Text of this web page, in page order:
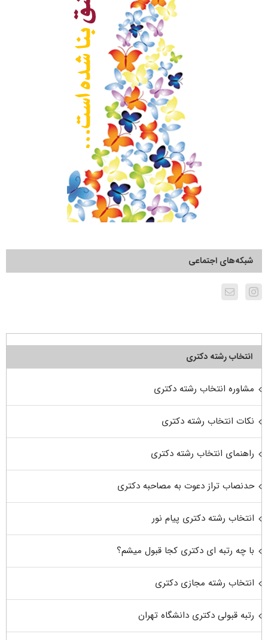
شبکه‌های اجتماعی
انتخاب رشته دکتری
مشاوره انتخاب رشته دکتری
نکات انتخاب رشته دکتری
راهنمای انتخاب رشته دکتری
حدنصاب تراز دعوت به مصاحبه دکتری
انتخاب رشته دکتری پیام نور
با چه رتبه ای دکتری کجا قبول میشم؟
انتخاب رشته مجازی دکتری
رتبه قبولی دکتری دانشگاه تهران